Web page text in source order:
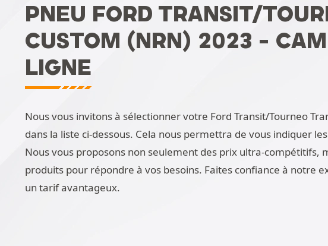
PNEU FORD TRANSIT/
CUSTOM (NRN) 2023 -
LIGNE
Nous vous invitons à sélectionner votre Ford Transit/Tourneo
dans la liste ci-dessous. Cela nous permettra de vous indiquer
Nous vous proposons non seulement des prix ultra-compétitifs,
produits pour répondre à vos besoins. Faites confiance à notre
un tarif avantageux.